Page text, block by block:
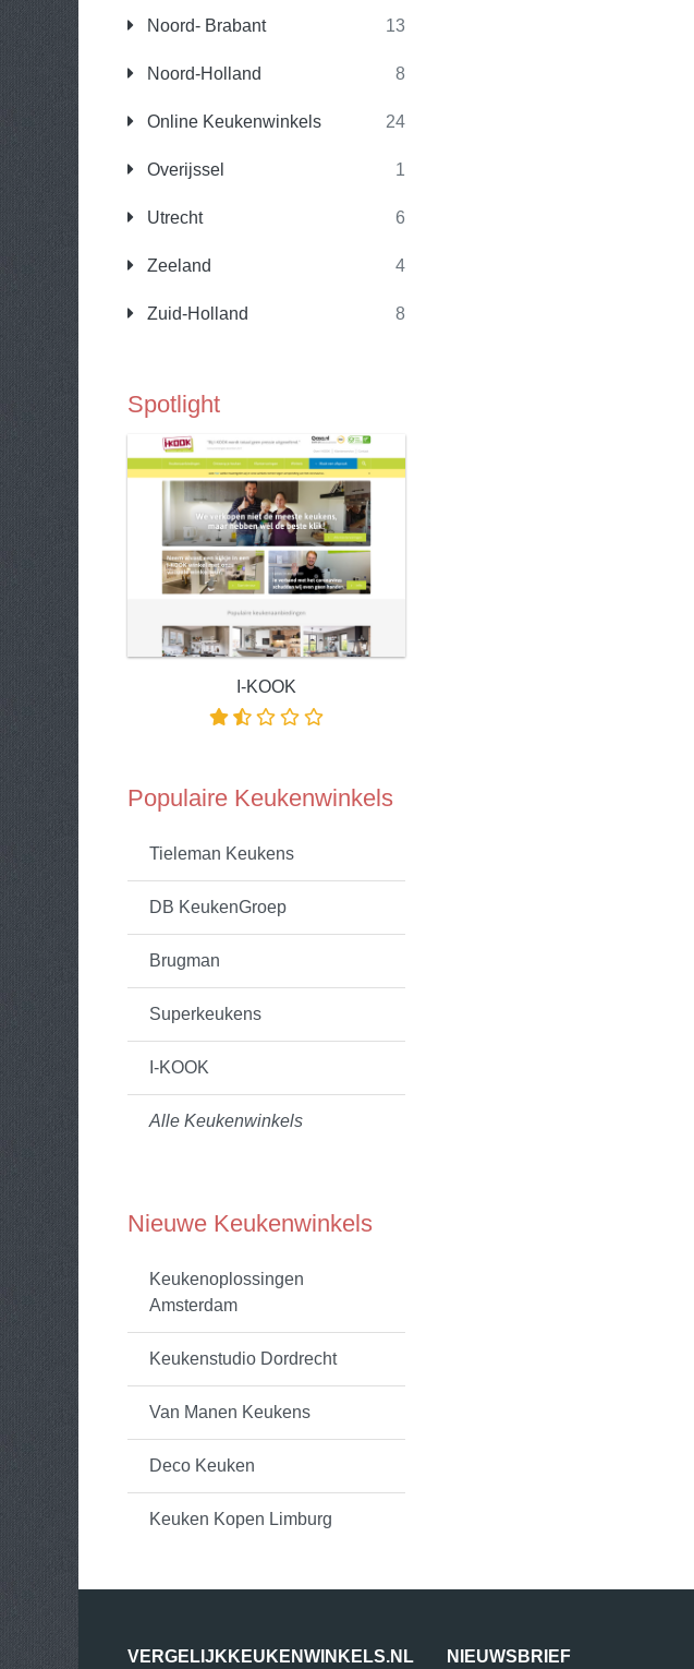
Noord- Brabant 13
Noord-Holland 8
Online Keukenwinkels 24
Overijssel 1
Utrecht 6
Zeeland 4
Zuid-Holland 8
Spotlight
I-KOOK
Populaire Keukenwinkels
Tieleman Keukens
DB KeukenGroep
Brugman
Superkeukens
I-KOOK
Alle Keukenwinkels
Nieuwe Keukenwinkels
Keukenoplossingen
Amsterdam
Keukenstudio Dordrecht
Van Manen Keukens
Deco Keuken
Keuken Kopen Limburg
VERGELIJKKEUKENWINKELS.NL NIEUWSBRIEF